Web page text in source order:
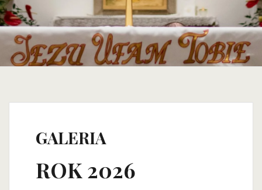
GALERIA
ROK 2026